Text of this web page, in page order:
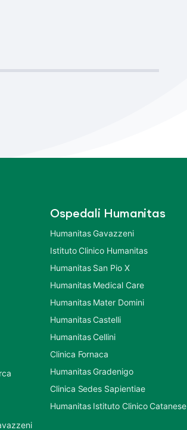
Ospedali Humanitas
Humanitas Gavazzeni
Istituto Clinico Humanitas
Humanitas San Pio X
Humanitas Medical Care
Humanitas Mater Domini
Humanitas Castelli
Humanitas Cellini
Clinica Fornaca
Humanitas Gradenigo
Clinica Sedes Sapientiae
Humanitas Istituto Clinico Catanese